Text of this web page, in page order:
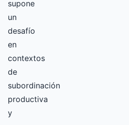
supone
un
desafío
en
contextos
de
subordinación
productiva
y